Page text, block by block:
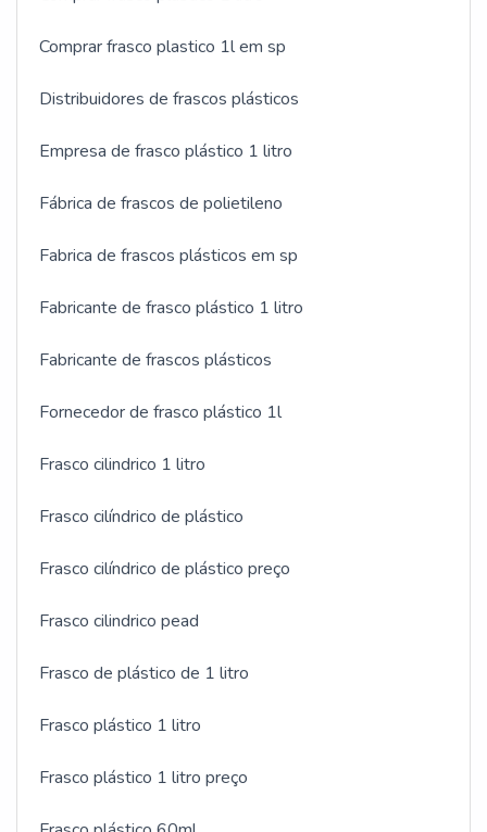
Comprar frasco plastico 1l em sp
Distribuidores de frascos plásticos
Empresa de frasco plástico 1 litro
Fábrica de frascos de polietileno
Fabrica de frascos plásticos em sp
Fabricante de frasco plástico 1 litro
Fabricante de frascos plásticos
Fornecedor de frasco plástico 1l
Frasco cilindrico 1 litro
Frasco cilíndrico de plástico
Frasco cilíndrico de plástico preço
Frasco cilindrico pead
Frasco de plástico de 1 litro
Frasco plástico 1 litro
Frasco plástico 1 litro preço